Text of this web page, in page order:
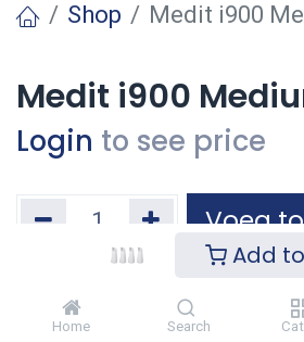
Add
Home Search
Shop Medit i900
Medit i900
Login to see price
Voeg